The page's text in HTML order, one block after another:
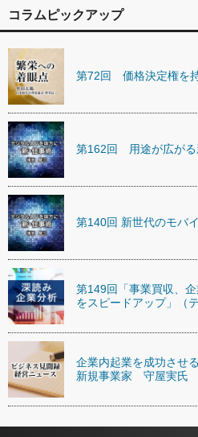
コラムピックアップ
第72回 価格決定権を
第162回 用途が広がる
第140回 新世代のモバ
第149回「事業買収、
をスピードアップ」（
企業内起業を成功させ
新規事業家 守屋実氏